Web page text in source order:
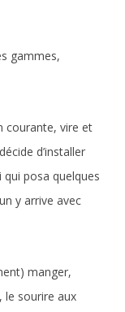
gammes,
courante, vire et
d’installer
posa quelques
y arrive avec
manger,
le sourire aux